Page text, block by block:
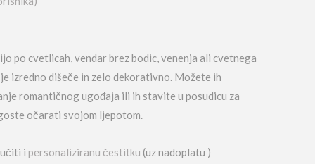
po cvetlicah, vendar brez bodic, venenja ali cvetnega
izredno dišeče in zelo dekorativno. Možete ih
romantičnog ugođaja ili ih stavite u posudicu za
očarati svojom ljepotom.
i personaliziranu čestitku (uz nadoplatu )